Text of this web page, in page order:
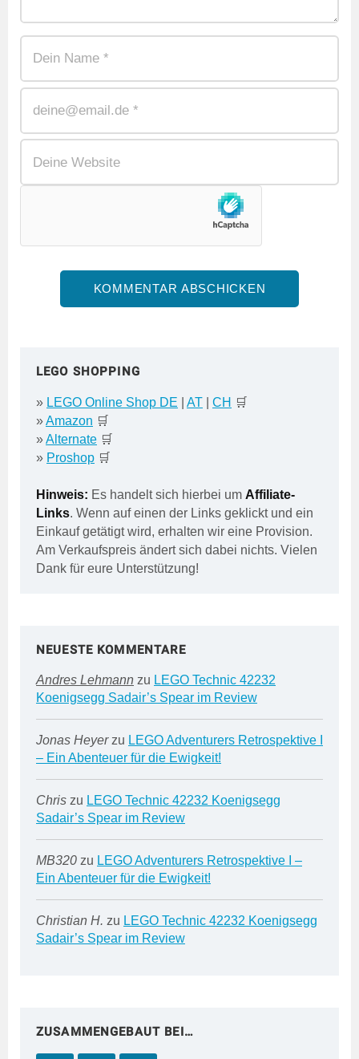
LEGO SHOPPING
» LEGO Online Shop DE AT CH 🛒
»Amazon 🛒
»Alternate 🛒
» Proshop 🛒
Hinweis: Es handelt sich hierbei um Affiliate-
Links. Wenn auf einen der Links geklickt und ein
Einkauf getätigt wird, erhalten wir eine Provision.
Am Verkaufspreis ändert sich dabei nichts. Vielen
Dank für eure Unterstützung!
NEUESTE KOMMENTARE
Andres Lehmann zu LEGO Technic 42232
Koenigsegg Sadair’s Spear im Review
Jonas Heyerzu LEGO Adventurers Retrospektive I
– Ein Abenteuer für die Ewigkeit!
Chris zu LEGO Technic 42232 Koenigsegg
Sadair’s Spear im Review
MB320 zu LEGO Adventurers Retrospektive I –
Ein Abenteuer für die Ewigkeit!
Christian H. zu LEGO Technic 42232 Koenigsegg
Sadair’s Spear im Review
ZUSAMMENGEBAUT BEI…